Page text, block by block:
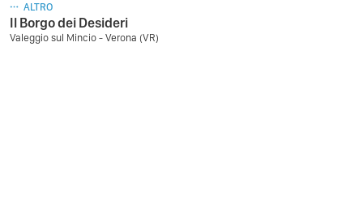
ALTRO
Il Borgo dei Desideri
Valeggio sul Mincio - Verona (VR)